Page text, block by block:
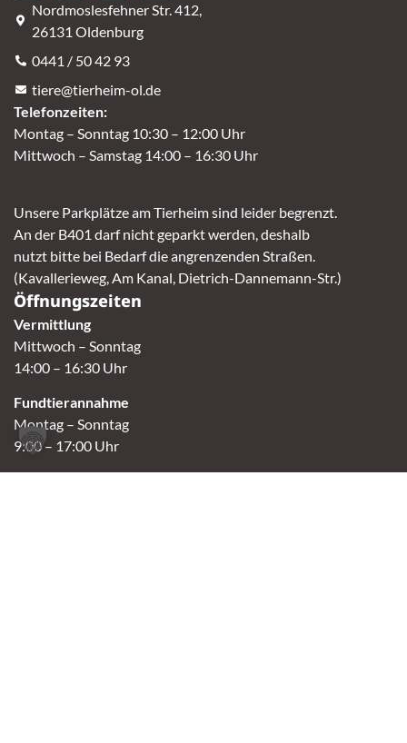
Nordmoslesfehner Str. 412,
26131 Oldenburg
0441 / 50 42 93
tiere@tierheim-ol.de
Telefonzeiten:
Montag – Sonntag 10:30 – 12:00 Uhr
Mittwoch – Samstag 14:00 – 16:30 Uhr
Unsere Parkplätze am Tierheim sind leider begrenzt.
An der B401 darf nicht geparkt werden, deshalb
nutzt bitte bei Bedarf die angrenzenden Straßen.
(Kavallerieweg, Am Kanal, Dietrich-Dannemann-Str.)
Öffnungszeiten
Vermittlung
Mittwoch – Sonntag
14:00 – 16:30 Uhr
Fundtierannahme
Montag – Sonntag
9:00 – 17:00 Uhr